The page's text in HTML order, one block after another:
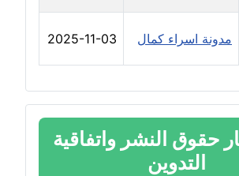
رفعت عراقي
ريهام الخميسي
مدونة اسراء كمال 2025-11-03
حقوق النشر واتفاقية
التدوين